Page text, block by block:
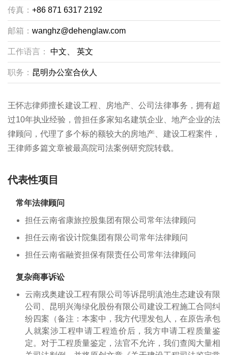
传真： +86 871 6317 2192
邮箱： wanghz@dehenglaw.com
工作语言： 中文、 英文
职务： 昆明办公室合伙人
王怀志律师擅长建设工程、房地产、公司法律事务，拥有超
过10年执业经验，曾担任多家知名建筑企业、地产企业的法
律顾问，代理了多个标的额较大的房地产、建设工程案件，
王律师多篇文章被最高院司法案例研究院转载。
代表性项目
常年法律顾问
担任云南省康旅控股集团有限公司常年法律顾问
担任云南省设计院集团有限公司常年法律顾问
担任云南省融资担保有限责任公司常年法律顾问
复杂商事诉讼
云南戎奥建设工程有限公司等诉昆明滇池生态建设有限
公司、昆明兴海绿化股份有限公司建设工程施工合同纠
纷四案（备注：本案中，我方代理发包人，在原告承包
人就案涉工程申请工程造价后，我方申请工程质量鉴
定。对于工程质量鉴定，法官不允许，我们查阅大量相